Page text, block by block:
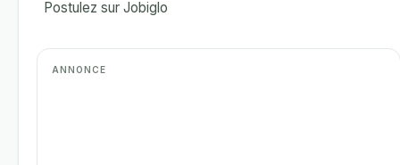
Postulez sur Jobiglo